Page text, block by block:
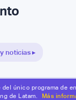
noticias ▸
del único programa de
de Latam.
Más